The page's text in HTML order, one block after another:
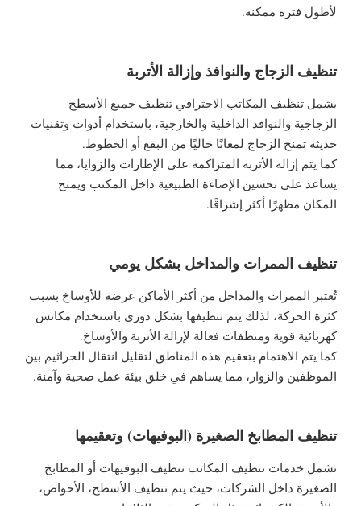
لأطول فترة ممكنة.
تنظيف الزجاج والنوافذ وإزالة الأتربة
يشمل تنظيف المكاتب الاحترافي تنظيف جميع الأسطح
الزجاجية والنوافذ الداخلية والخارجية، باستخدام أدوات وتقنيات
حديثة تمنح الزجاج لمعانًا خاليًا من البقع أو الخطوط.
كما يتم إزالة الأتربة المتراكمة على الإطارات والزوايا، مما
يساعد على تحسين الإضاءة الطبيعية داخل المكتب ويمنح
المكان مظهرًا أكثر إشراقًا.
تنظيف الممرات والمداخل بشكل يومي
تُعتبر الممرات والمداخل من أكثر الأماكن عرضة للأوساخ بسبب
كثرة الحركة، لذلك يتم تنظيفها بشكل دوري باستخدام مكانس
كهربائية قوية ومنظفات فعالة لإزالة الأتربة والأوساخ.
كما يتم الاهتمام بتعقيم هذه المناطق لتقليل انتقال الجراثيم بين
الموظفين والزوار، مما يساهم في خلق بيئة عمل صحية وآمنة.
تنظيف المطابخ الصغيرة (البوفيهات) وتعقيمها
تشمل خدمات تنظيف المكاتب تنظيف البوفيهات أو المطابخ
الصغيرة داخل الشركات، حيث يتم تنظيف الأسطح، الأحواض،